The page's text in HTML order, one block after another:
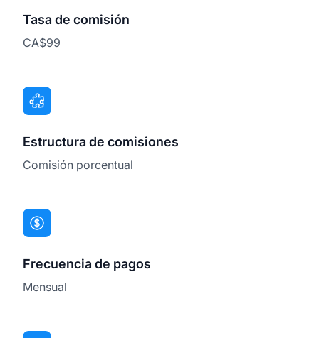
Tasa de comisión
CA$99
Estructura de comisiones
Comisión porcentual
Frecuencia de pagos
Mensual